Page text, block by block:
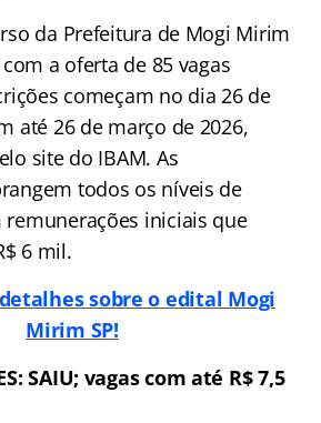
da Prefeitura de Mogi Mirim
a oferta de 85 vagas
começam no dia 26 de
até 26 de março de 2026,
site do IBAM. As
todos os níveis de
iniciais que
6 mil.
sobre o edital Mogi
Mirim SP!
SAIU; vagas com até R$ 7,5